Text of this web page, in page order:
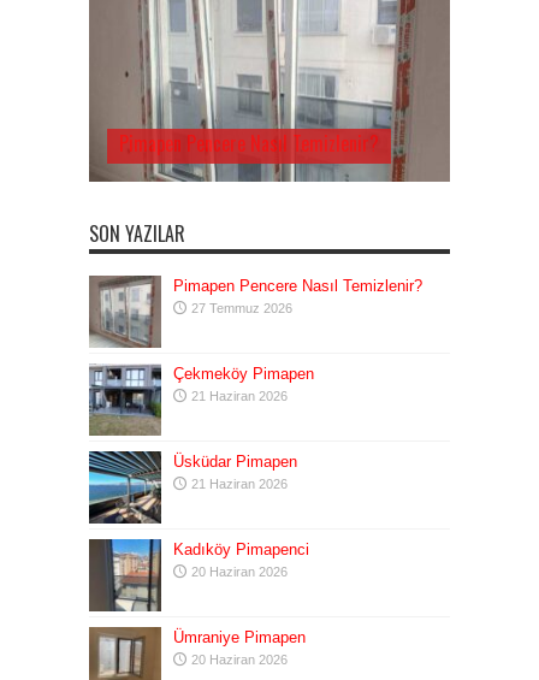
Pimapen Pencere Nasıl Temizlenir?
SON YAZILAR
Pimapen Pencere Nasıl Temizlenir?
27 Temmuz 2026
Çekmeköy Pimapen
21 Haziran 2026
Üsküdar Pimapen
21 Haziran 2026
Kadıköy Pimapenci
20 Haziran 2026
Ümraniye Pimapen
20 Haziran 2026